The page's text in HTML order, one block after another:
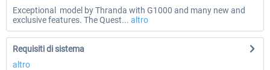
Exceptional model by Thranda with G1000 and many new and
exclusive features. The Quest... altro
Requisiti di sistema
altro